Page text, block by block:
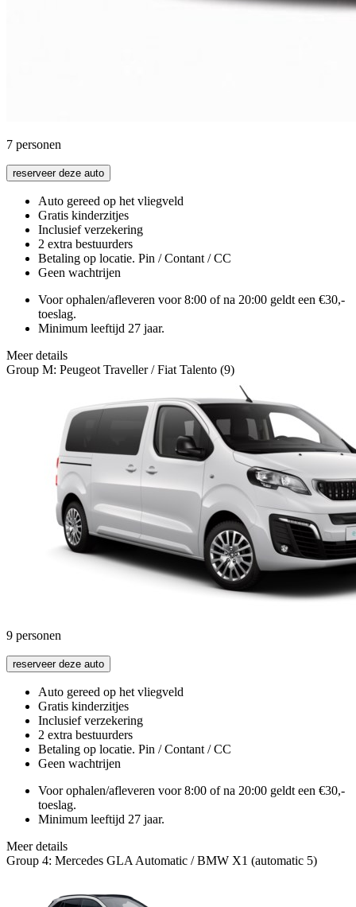
7 personen
reserveer deze auto
Auto gereed op het vliegveld
Gratis kinderzitjes
Inclusief verzekering
2 extra bestuurders
Betaling op locatie. Pin / Contant / CC
Geen wachtrijen
Voor ophalen/afleveren voor 8:00 of na 20:00 geldt een €30,-
toeslag.
Minimum leeftijd 27 jaar.
Meer details
Group M: Peugeot Traveller / Fiat Talento (9)
9 personen
reserveer deze auto
Auto gereed op het vliegveld
Gratis kinderzitjes
Inclusief verzekering
2 extra bestuurders
Betaling op locatie. Pin / Contant / CC
Geen wachtrijen
Voor ophalen/afleveren voor 8:00 of na 20:00 geldt een €30,-
toeslag.
Minimum leeftijd 27 jaar.
Meer details
Group 4: Mercedes GLA Automatic / BMW X1 (automatic 5)